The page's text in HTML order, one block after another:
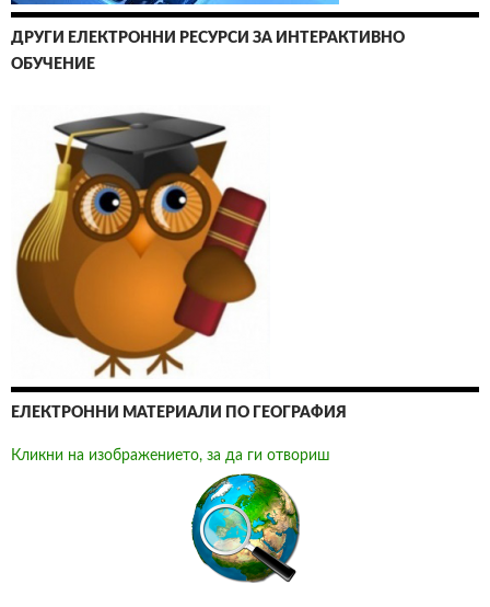
ДРУГИ ЕЛЕКТРОННИ РЕСУРСИ ЗА ИНТЕРАКТИВНО
ОБУЧЕНИЕ
ЕЛЕКТРОННИ МАТЕРИАЛИ ПО ГЕОГРАФИЯ
Кликни на изображението, за да ги отвориш